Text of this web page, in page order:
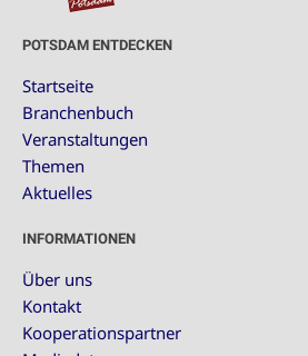
POTSDAM ENTDECKEN
Startseite
Branchenbuch
Veranstaltungen
Themen
Aktuelles
INFORMATIONEN
Über uns
Kontakt
Kooperationspartner